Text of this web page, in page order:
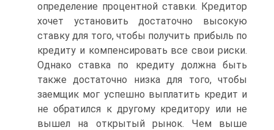
определение процентной ставки. Кредитор
хочет установить достаточно высокую
ставку для того, чтобы получить прибыль по
кредиту и компенсировать все свои риски.
Однако ставка по кредиту должна быть
также достаточно низка для того, чтобы
заемщик мог успешно выплатить кредит и
не обратился к другому кредитору или не
вышел на открытый рынок. Чем выше